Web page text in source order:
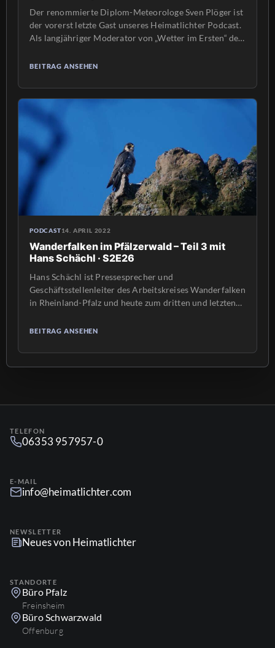
Der renommierte Diplom-Meteorologe Sven Plöger ist
der vorerst letzte Gast unseres Heimatlichter Podcast.
Als langjähriger Moderator von „Wetter im Ersten“ der
Dokumentationen ist er weithin bekannt und beliebt.
um Vorhersagen von bestimmten Wetterphänomenen,
um die Tauglichkeit von Wetter-Apps und darum, […]
BEITRAG ANSEHEN
PODCAST14. APRIL 2022
Wanderfalken im Pfälzerwald – Teil 3 mit
Hans Schächl · S2E26
Hans Schächl ist Pressesprecher und
Geschäftsstellenleiter des Arbeitskreises Wanderfalken
in Rheinland-Pfalz und heute zum dritten und letzten
Daniel Spohn. In der letzten Folge hatte er uns
störenden Eingriffen des Menschen und den
Aktivitäten seines eigenen Teams berichtet. Heute geht
BEITRAG ANSEHEN
TELEFON
06353 957957-0
E-MAIL
info@heimatlichter.com
NEWSLETTER
Neues von Heimatlichter
STANDORTE
Büro Pfalz
Freinsheim
Büro Schwarzwald
Offenburg